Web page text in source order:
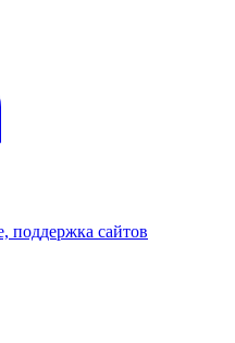
поддержка сайтов